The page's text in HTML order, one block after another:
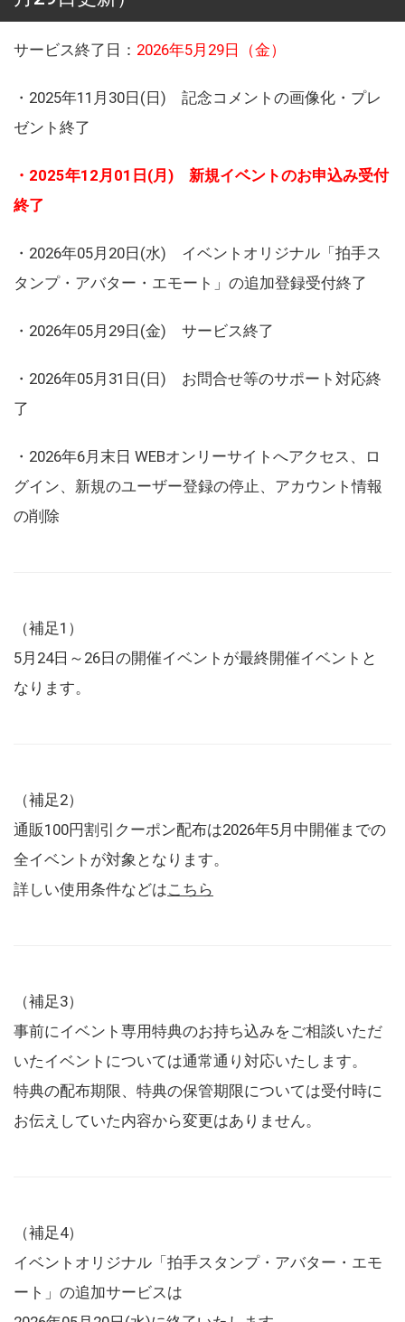
サービス終了日： 2026年5月29日（金）
・2025年11月30日(日) 記念コメントの画像化・プレ
ゼント終了
・2025年12月01日(月) 新規イベントのお申込み受付
終了
・2026年05月20日(水) イベントオリジナル「拍手ス
タンプ・アバター・エモート」の追加登録受付終了
・2026年05月29日(金) サービス終了
・2026年05月31日(日) お問合せ等のサポート対応終
了
・2026年6月末日 WEBオンリーサイトへアクセス、ロ
グイン、新規のユーザー登録の停止、アカウント情報
の削除
（補足1）
5月24日～26日の開催イベントが最終開催イベントと
なります。
（補足2）
通販100円割引クーポン配布は2026年5月中開催までの
全イベントが対象となります。
詳しい使用条件などはこちら
（補足3）
事前にイベント専用特典のお持ち込みをご相談いただ
いたイベントについては通常通り対応いたします。
特典の配布期限、特典の保管期限については受付時に
お伝えしていた内容から変更はありません。
（補足4）
イベントオリジナル「拍手スタンプ・アバター・エモ
ート」の追加サービスは